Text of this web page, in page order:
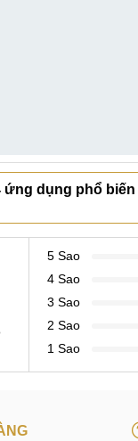
ứng dụng phổ
5 Sao
4 Sao
3 Sao
2 Sao
1 Sao